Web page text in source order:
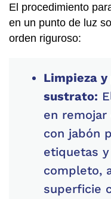
El procedimiento
en un punto de luz
orden riguroso:
Limpieza
sustrato:
en
con jabón
etiquetas
completo,
superficie